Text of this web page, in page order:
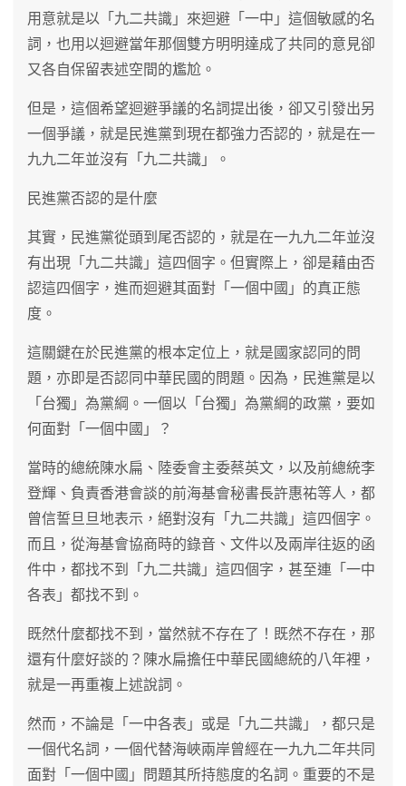
用意就是以「九二共識」來迴避「一中」這個敏感的名
詞，也用以迴避當年那個雙方明明達成了共同的意見卻
又各自保留表述空間的尷尬。
但是，這個希望迴避爭議的名詞提出後，卻又引發出另
一個爭議，就是民進黨到現在都強力否認的，就是在一
九九二年並沒有「九二共識」。
民進黨否認的是什麼
其實，民進黨從頭到尾否認的，就是在一九九二年並沒
有出現「九二共識」這四個字。但實際上，卻是藉由否
認這四個字，進而迴避其面對「一個中國」的真正態
度。
這關鍵在於民進黨的根本定位上，就是國家認同的問
題，亦即是否認同中華民國的問題。因為，民進黨是以
「台獨」為黨綱。一個以「台獨」為黨綱的政黨，要如
何面對「一個中國」？
當時的總統陳水扁、陸委會主委蔡英文，以及前總統李
登輝、負責香港會談的前海基會秘書長許惠祐等人，都
曾信誓旦旦地表示，絕對沒有「九二共識」這四個字。
而且，從海基會協商時的錄音、文件以及兩岸往返的函
件中，都找不到「九二共識」這四個字，甚至連「一中
各表」都找不到。
既然什麼都找不到，當然就不存在了！既然不存在，那
還有什麼好談的？陳水扁擔任中華民國總統的八年裡，
就是一再重複上述說詞。
然而，不論是「一中各表」或是「九二共識」，都只是
一個代名詞，一個代替海峽兩岸曾經在一九九二年共同
面對「一個中國」問題其所持態度的名詞。重要的不是